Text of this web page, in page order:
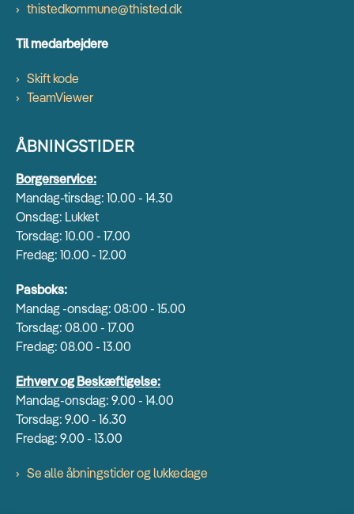
thistedkommune@thisted.dk
Til medarbejdere
Skift kode
TeamViewer
ÅBNINGSTIDER
Borgerservice:
Mandag-tirsdag: 10.00 - 14.30
Onsdag: Lukket
Torsdag: 10.00 - 17.00
Fredag: 10.00 - 12.00
Pasboks:
Mandag -onsdag: 08:00 - 15.00
Torsdag: 08.00 - 17.00
Fredag: 08.00 - 13.00
Erhverv og Beskæftigelse:
Mandag-onsdag: 9.00 - 14.00
Torsdag: 9.00 - 16.30
Fredag: 9.00 - 13.00
Se alle åbningstider og lukkedage